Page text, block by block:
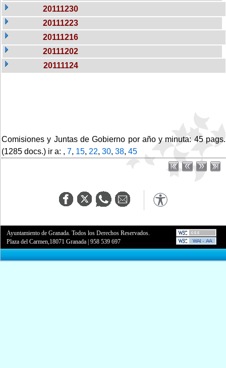
20111230
20111223
20111216
20111202
20111124
Comisiones y Juntas de Gobierno por año y minuta: 45 pags.
(1285 docs.) ir a: , 7, 15, 22, 30, 38, 45
Ayuntamiento de Granada. Todos los Derechos Reservados.
Plaza del Carmen,18071 Granada |958 539 697